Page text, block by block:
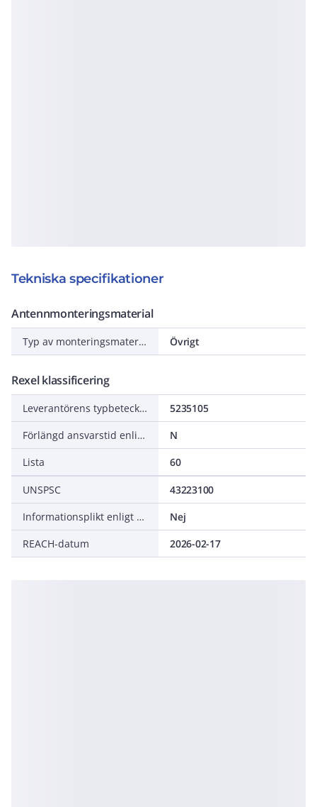
Tekniska specifikationer
Antennmonteringsmaterial
Typ av monteringsmaterial Övrigt
Rexel klassificering
Leverantörens typbeteckning
5235105
Förlängd ansvarstid enligt ALEM-09
N
Lista
60
UNSPSC
43223100
Informationsplikt enligt REACH
Nej
REACH-datum
2026-02-17